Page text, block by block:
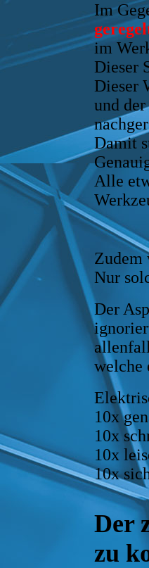
Im
im
Dieser
Dieser
und
Damit
Alle
Nur
Der
welche
10x
10x
10x
10x
Der
zu